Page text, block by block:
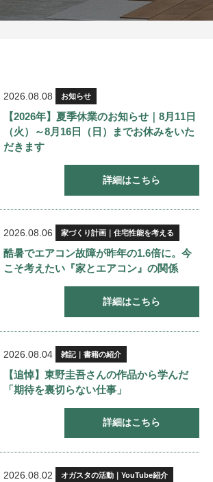
2026.08.08 お知らせ
【2026年】夏季休業のお知らせ｜8月11日
（火）～8月16日（日）までお休みをいた
だきます
詳細はこちら
2026.08.06 家づくり計画｜住宅性能を考える
酷暑でエアコン故障が昨年の1.6倍に。今
こそ考えたい『家とエアコン』の関係
詳細はこちら
2026.08.04 雑記｜書籍の紹介
【追悼】東野圭吾さんの作品から学んだ
「期待を裏切らない仕事」
詳細はこちら
2026.08.02 オガスタの活動｜YouTube紹介